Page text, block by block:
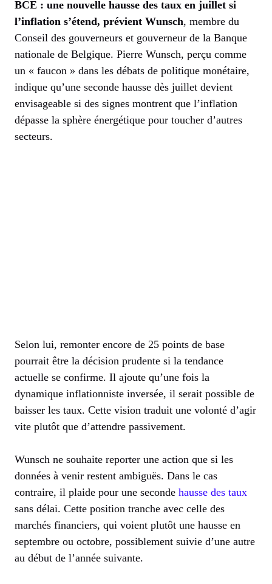
BCE : une nouvelle hausse des taux en juillet si
l’inflation s’étend, prévient Wunsch, membre du
Conseil des gouverneurs et gouverneur de la Banque
nationale de Belgique. Pierre Wunsch, perçu comme
un « faucon » dans les débats de politique monétaire,
indique qu’une seconde hausse dès juillet devient
envisageable si des signes montrent que l’inflation
dépasse la sphère énergétique pour toucher d’autres
secteurs.
Selon lui, remonter encore de 25 points de base
pourrait être la décision prudente si la tendance
actuelle se confirme. Il ajoute qu’une fois la
dynamique inflationniste inversée, il serait possible de
baisser les taux. Cette vision traduit une volonté d’agir
vite plutôt que d’attendre passivement.
Wunsch ne souhaite reporter une action que si les
données à venir restent ambiguës. Dans le cas
contraire, il plaide pour une seconde hausse des taux
sans délai. Cette position tranche avec celle des
marchés financiers, qui voient plutôt une hausse en
septembre ou octobre, possiblement suivie d’une autre
au début de l’année suivante.